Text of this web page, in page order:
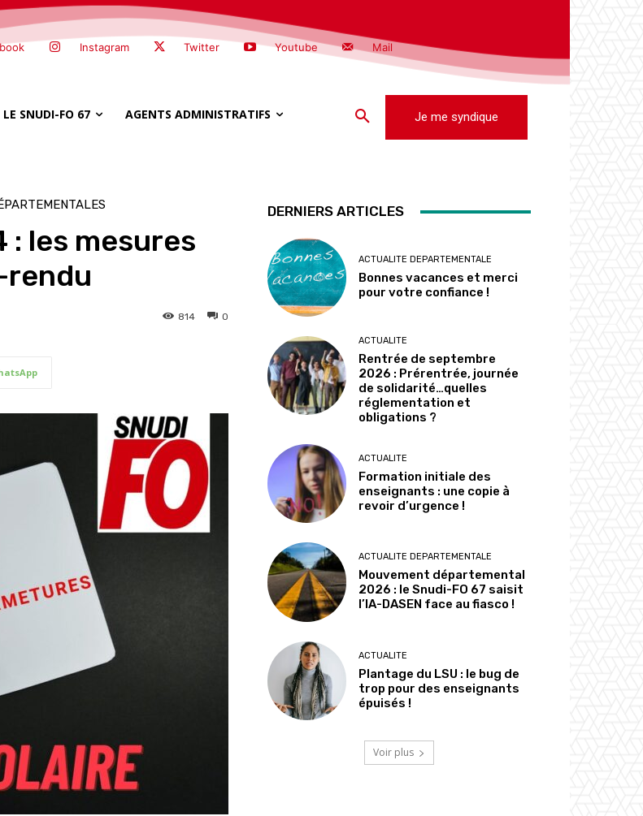
Instagram Twitter Youtube Mail
LE SNUDI-FO 67 AGENTS ADMINISTRATIFS Je me syndique
: les mesures
0
814
DERNIERS ARTICLES
ACTUALITE DEPARTEMENTALE
Bonnes vacances et merci
pour votre confiance !
ACTUALITE
Rentrée de septembre
2026 : Prérentrée, journée
de solidarité…quelles
réglementation et
obligations ?
ACTUALITE
Formation initiale des
enseignants : une copie à
revoir d’urgence !
ACTUALITE DEPARTEMENTALE
Mouvement départemental
2026 : le Snudi-FO 67 saisit
l’IA-DASEN face au fiasco !
ACTUALITE
Plantage du LSU : le bug de
trop pour des enseignants
épuisés !
Voir plus